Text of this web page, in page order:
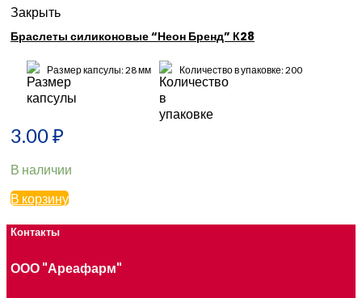
Закрыть
Браслеты силиконовые “Неон Бренд” К28
Размер капсулы: 28 мм Количество в упаковке: 200
3.00₽
В наличии
В корзину
Контакты
ООО "Ареафарм"